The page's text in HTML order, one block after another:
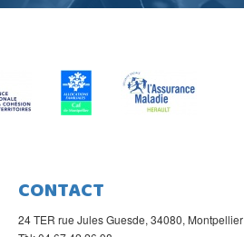
CONTACT
24 TER rue Jules Guesde, 34080, Montpellier